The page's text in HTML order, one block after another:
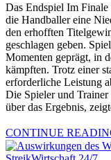
Das Endspiel Im Finale
die Handballer eine
den erhofften
geschlagen geben.
Momenten geprägt, in
kämpften. Trotz einer
erforderliche Leistung
Die Spieler und Trainer
über das Ergebnis,
CONTINUE